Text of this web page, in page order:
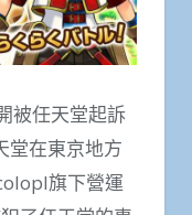
被任天堂起訴
堂在東京地方
旗下營運